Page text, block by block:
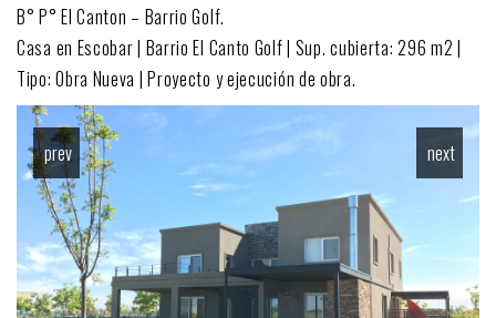
B° P° El Canton – Barrio Golf.
Casa en Escobar | Barrio El Canto Golf | Sup. cubierta: 296 m2 |
Tipo: Obra Nueva | Proyecto y ejecución de obra.
prev next